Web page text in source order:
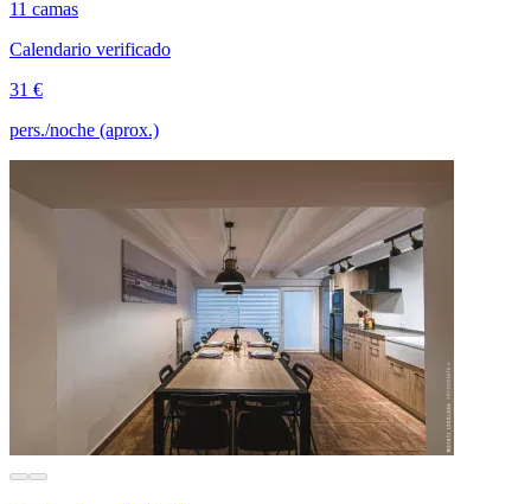
11 camas
Calendario verificado
31 €
pers./noche (aprox.)